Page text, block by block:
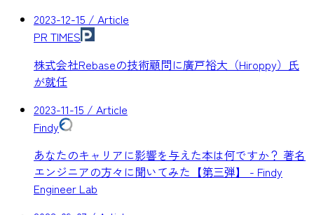
2023-12-15 / Article
PR TIMES
株式会社Rebaseの技術顧問に廣戸裕大（Hiroppy）氏
が就任
2023-11-15 / Article
Findy
あなたのキャリアに影響を与えた本は何ですか？ 著名
エンジニアの方々に聞いてみた【第三弾】 - Findy
Engineer Lab